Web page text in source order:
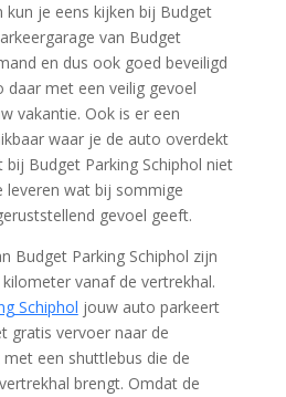
kun je eens kijken bij Budget
van Budget
en dus ook goed beveiligd
met een veilig gevoel
vakantie. Ook is er een
waar je de auto overdekt
bij Budget Parking Schiphol niet
wat bij sommige
gevoel geeft.
Budget Parking Schiphol zijn
vanaf de vertrekhal.
Schiphol jouw auto parkeert
gratis vervoer naar de
een shuttlebus die de
brengt. Omdat de